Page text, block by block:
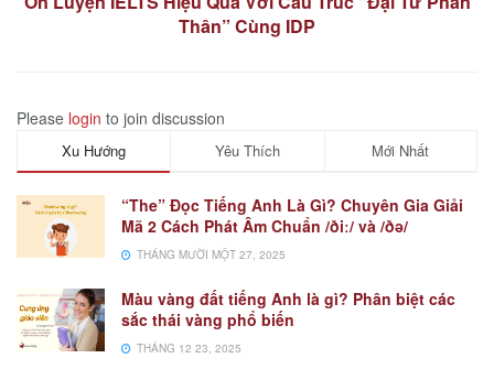
Thân” Cùng IDP
Please login to join discussion
Xu Hướng Yêu Thích Mới Nhất
“The” Đọc Tiếng Anh Là Gì? Chuyên Gia Giải
Mã 2 Cách Phát Âm Chuẩn /ðiː/ và /ðə/
THÁNG MƯỜI MỘT 27, 2025
Màu vàng đất tiếng Anh là gì? Phân biệt các
sắc thái vàng phổ biến
THÁNG 12 23, 2025